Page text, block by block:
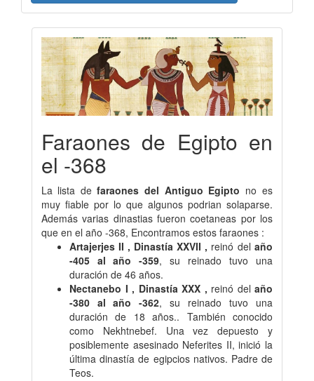
Faraones de Egipto en
el -368
La lista de faraones del Antiguo Egipto no es
muy fiable por lo que algunos podrian solaparse.
Además varias dinastias fueron coetaneas por los
que en el año -368, Encontramos estos faraones :
Artajerjes II , Dinastía XXVII , reinó del año
-405 al año -359, su reinado tuvo una
duración de 46 años.
Nectanebo I , Dinastía XXX , reinó del año
-380 al año -362, su reinado tuvo una
duración de 18 años.. También conocido
como Nekhtnebef. Una vez depuesto y
posiblemente asesinado Neferites II, inició la
última dinastía de egipcios nativos. Padre de
Teos.